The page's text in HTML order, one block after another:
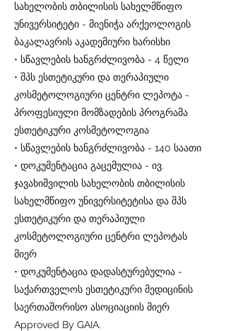
სახელობის თბილისის სახელმწიფო
უნივერსიტეტი - მიენიჭა არქეოლოგის
ბაკალავრის აკადემიური ხარისხი
• სწავლების ხანგრძლივობა - 4 წელი
• შპს ესთეტიკური და თერაპიული
კოსმეტოლოგიური ცენტრი ლეპოტა -
პროფესიული მომზადების პროგრამა
ესთეტიკური კოსმეტოლოგია
• სწავლების ხანგრძლივობა - 140 საათი
• დოკუმენტაცია გაცემულია - ივ.
ჯავახიშვილის სახელობის თბილისის
სახელმწიფო უნივერსიტეტისა და შპს
ესთეტიკური და თერაპიული
კოსმეტოლოგიური ცენტრი ლეპოტას
მიერ
• დოკუმენტაცია დადასტურებულია -
საქართველოს ესთეტიკური მედიცინის
საერთაშორისო ასოციაციის მიერ
Approved By GAIA.